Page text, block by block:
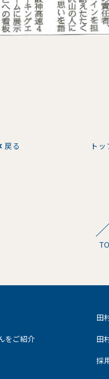
戻る トッ
田
をご紹介 田
採